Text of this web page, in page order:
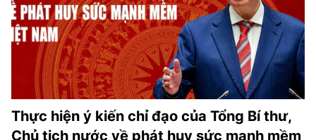
Thực hiện ý kiến chỉ đạo của Tổng Bí thư,
Chủ tịch nước về phát huy sức mạnh mềm